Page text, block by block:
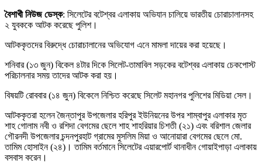
বৈশাখী নিউজ ডেস্ক: সিলেটের বটেশ্বর এলাকায় অভিযান চালিয়ে ভারতীয় চোরাচালানসহ
২ যুবককে আটক করেছে পুলিশ।
আটককৃতদের বিরুদ্ধে চোরাচালানের অভিযোগ এনে মামলা দায়ের করা হয়েছে।
শনিবার (১৩ জুন) বিকেল ৪টার দিকে সিলেট-তামাবিল সড়কের বটেশ্বর এলাকায় চেকপোস্ট
পরিচালনার সময় তাদের আটক করা হয়।
বিষয়টি রোববার (১৪ জুন) বিকেলে নিশ্চিত করেছে সিলেট মহানগর পুলিশের মিডিয়া সেল।
আটককৃতরা হলেন জৈন্তাপুর উপজেলার হরিপুর ইউনিয়নের উপর শাম্বাপুর এলাকার মৃত
শাহ গোলাম নবী ও রশিদা বেগমের ছেলে শাহ শাহরিয়ার চিশতী (২১) এবং বরিশাল জেলার
গৌরনদী উপজেলার চন্দনপুরহাট গ্রামের মুসলিম মিয়া ও আনোয়ারা বেগমের ছেলে মো.
তামিম হোসাইন (২৪)। তামিম বর্তমানে সিলেটের এয়ারপোর্ট থানাধীন গোয়াইপাড়া এলাকায়
বসবাস করেন।